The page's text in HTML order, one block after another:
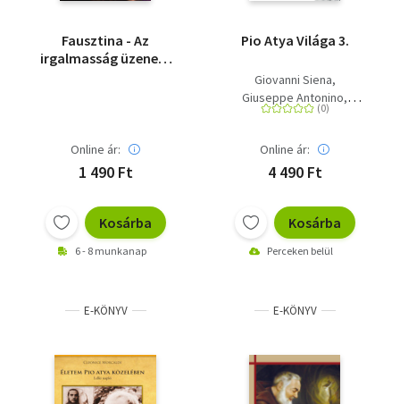
Fausztina - Az
irgalmasság üzenete
Online ár:
1 490 Ft
Kosárba
6 - 8 munkanap
Pio Atya Világa 3.
Giovanni Siena
Giuseppe Antonino
Francesco Castelli
Online ár:
4 490 Ft
Kosárba
Perceken belül
E-KÖNYV E-KÖNYV